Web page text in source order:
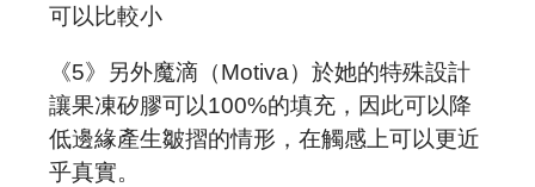
可以比較小
《5》另外魔滴（Motiva）於她的特殊設計
讓果凍矽膠可以100%的填充，因此可以降
低邊緣產生皺摺的情形，在觸感上可以更近
乎真實。